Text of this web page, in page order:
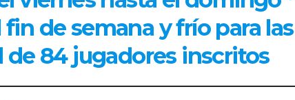
de semana y frío para las
de 84 jugadores inscritos